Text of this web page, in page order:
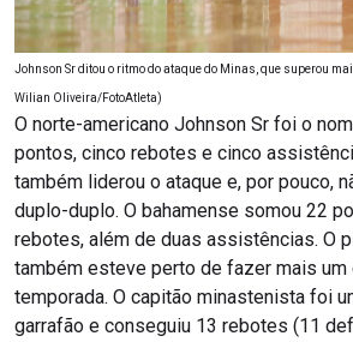
Johnson Sr ditou o ritmo do ataque do Minas, que superou
Wilian Oliveira/FotoAtleta)
O norte-americano Johnson Sr foi o
pontos, cinco rebotes e cinco
também liderou o ataque e, por pouco,
duplo-duplo. O bahamense somou 22
rebotes, além de duas assistências. O
também esteve perto de fazer mais um
temporada. O capitão minastenista foi
garrafão e conseguiu 13 rebotes (11